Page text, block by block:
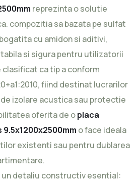
reprezinta o solutie
compozitia sa bazata pe sulfat
cu amidon si aditivi,
si sigura pentru utilizatorii
ca tip a conform
fiind destinat lucrarilor
izolare acustica sau protectie
oferita de oplaca
o face ideala
existenti sau pentru dublarea
detaliu constructiv esential: